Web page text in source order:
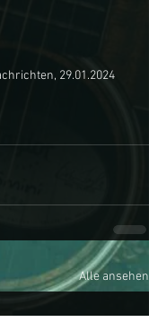
29.01.2024
Alle ansehen